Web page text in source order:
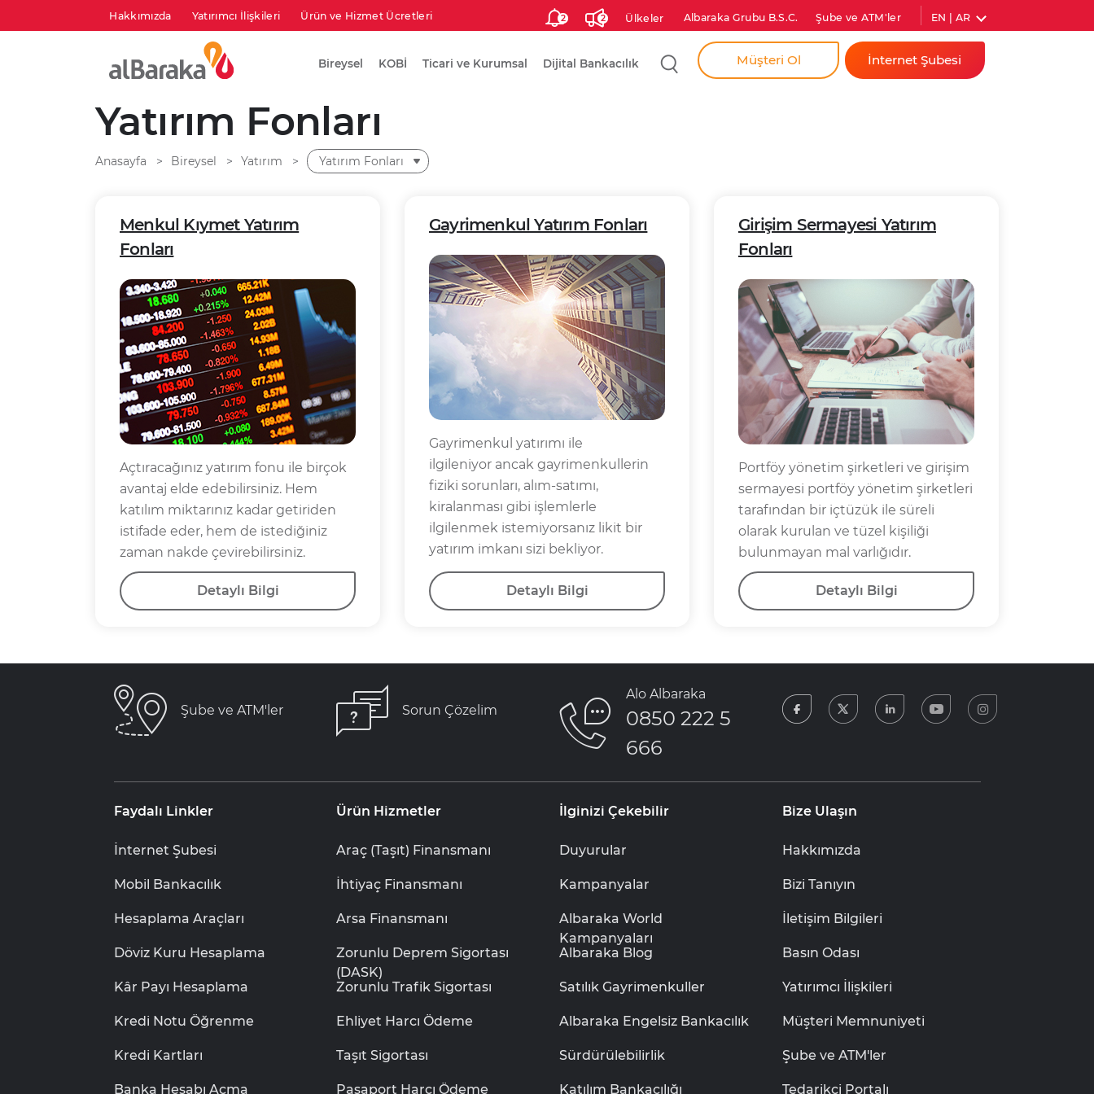
Hakkımızda Yatırımcı İlişkileri Ürün ve Hizmet Ücretleri 2 2 Ülkeler Albaraka Grubu B.S.C. Şube ve ATM'ler EN | AR
Bireysel KOBİ Ticari ve Kurumsal Dijital Bankacılık AramaMüşteri Ol İnternet Şubesi
Yatırım Fonları
Anasayfa Bireysel Yatırım Yatırım Fonları
Menkul Kıymet Yatırım
Fonları
Açtıracağınız yatırım fonu ile birçok
avantaj elde edebilirsiniz. Hem
katılım miktarınız kadar getiriden
istifade eder, hem de istediğiniz
zaman nakde çevirebilirsiniz.
Detaylı Bilgi
Gayrimenkul Yatırım Fonları
Gayrimenkul yatırımı ile
ilgileniyor ancak gayrimenkullerin
fiziki sorunları, alım-satımı,
kiralanması gibi işlemlerle
ilgilenmek istemiyorsanız likit bir
yatırım imkanı sizi bekliyor.
Detaylı Bilgi
Girişim Sermayesi Yatırım
Fonları
Portföy yönetim şirketleri ve girişim
sermayesi portföy yönetim şirketleri
tarafından bir içtüzük ile süreli
olarak kurulan ve tüzel kişiliği
bulunmayan mal varlığıdır.
Detaylı Bilgi
Şube ve ATM'ler Sorun Çözelim
Alo Albaraka
0850 222 5
666
facebooktwitter linkedin youtube
Faydalı Linkler
İnternet Şubesi
Mobil Bankacılık
Hesaplama Araçları
Döviz Kuru Hesaplama
Kâr Payı Hesaplama
Kredi Notu Öğrenme
Kredi Kartları
Banka Hesabı Açma
Ürün Hizmetler
Araç (Taşıt) Finansmanı
İhtiyaç Finansmanı
Arsa Finansmanı
Zorunlu Deprem Sigortası
(DASK)
Zorunlu Trafik Sigortası
Ehliyet Harcı Ödeme
Taşıt Sigortası
Pasaport Harcı Ödeme
İlginizi Çekebilir
Duyurular
Kampanyalar
Albaraka World
Kampanyaları
Albaraka Blog
Satılık Gayrimenkuller
Albaraka Engelsiz Bankacılık
Sürdürülebilirlik
Katılım Bankacılığı
Bize Ulaşın
Hakkımızda
Bizi Tanıyın
İletişim Bilgileri
Basın Odası
Yatırımcı İlişkileri
Müşteri Memnuniyeti
Şube ve ATM'ler
Tedarikçi Portalı